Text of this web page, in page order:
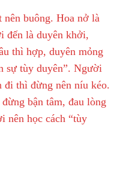
nên buông. Hoa nở là
đến là duyên khởi,
thì hợp, duyên mỏng
sự tùy duyên”. Người
đi thì đừng nên níu kéo.
bận tâm, đau lòng
nên học cách “tùy